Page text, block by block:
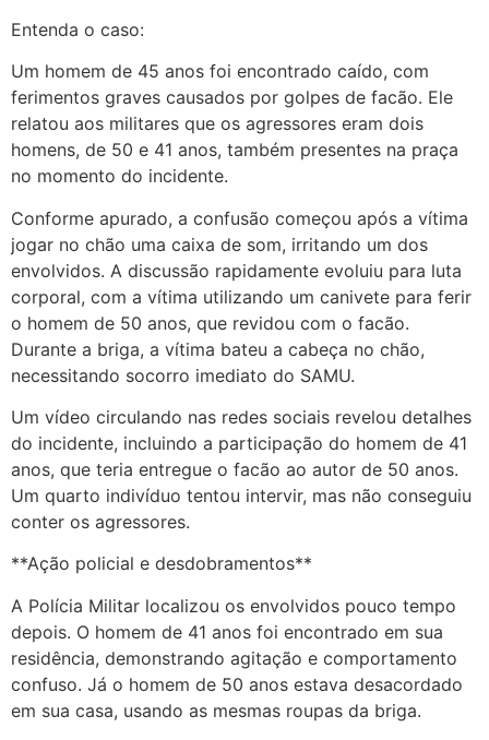
Entenda o caso:
Um homem de 45 anos foi encontrado caído, com
ferimentos graves causados por golpes de facão. Ele
relatou aos militares que os agressores eram dois
homens, de 50 e 41 anos, também presentes na praça
no momento do incidente.
Conforme apurado, a confusão começou após a vítima
jogar no chão uma caixa de som, irritando um dos
envolvidos. A discussão rapidamente evoluiu para luta
corporal, com a vítima utilizando um canivete para ferir
o homem de 50 anos, que revidou com o facão.
Durante a briga, a vítima bateu a cabeça no chão,
necessitando socorro imediato do SAMU.
Um vídeo circulando nas redes sociais revelou detalhes
do incidente, incluindo a participação do homem de 41
anos, que teria entregue o facão ao autor de 50 anos.
Um quarto indivíduo tentou intervir, mas não conseguiu
conter os agressores.
**Ação policial e desdobramentos**
A Polícia Militar localizou os envolvidos pouco tempo
depois. O homem de 41 anos foi encontrado em sua
residência, demonstrando agitação e comportamento
confuso. Já o homem de 50 anos estava desacordado
em sua casa, usando as mesmas roupas da briga.